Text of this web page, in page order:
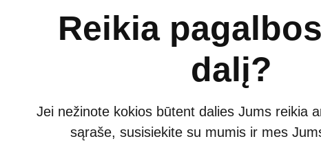
Reikia
dalį?
Jei nežinote kokios būtent dalies Jums reikia
sąraše, susisiekite su mumis ir mes